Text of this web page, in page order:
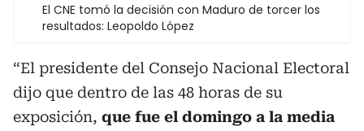
El CNE tomó la decisión con Maduro de torcer los
resultados: Leopoldo López
“El presidente del Consejo Nacional Electoral
dijo que dentro de las 48 horas de su
exposición, que fue el domingo a la media